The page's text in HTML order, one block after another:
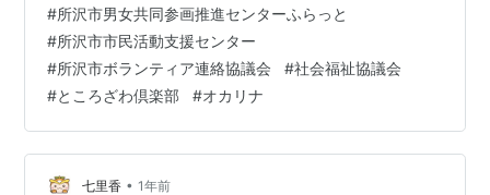
#所沢市男女共同参画推進センターふらっと
#所沢市市民活動支援センター
#所沢市ボランティア連絡協議会 #社会福祉協議会
#ところざわ倶楽部 #オカリナ
七里香 • 1年前